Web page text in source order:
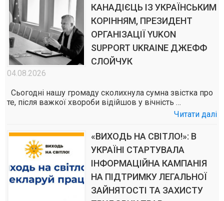
КАНАДІЄЦЬ ІЗ УКРАЇНСЬКИМ
КОРІННЯМ, ПРЕЗИДЕНТ
ОРГАНІЗАЦІЇ YUKON
SUPPORT UKRAINE ДЖЕФФ
СЛОЙЧУК
04.08.2026
Сьогодні нашу громаду сколихнула сумна звістка про
те, після важкої хвороби відійшов у вічність …
Читати далі
«ВИХОДЬ НА СВІТЛО!»: В
УКРАЇНІ СТАРТУВАЛА
ІНФОРМАЦІЙНА КАМПАНІЯ
НА ПІДТРИМКУ ЛЕГАЛЬНОЇ
ЗАЙНЯТОСТІ ТА ЗАХИСТУ